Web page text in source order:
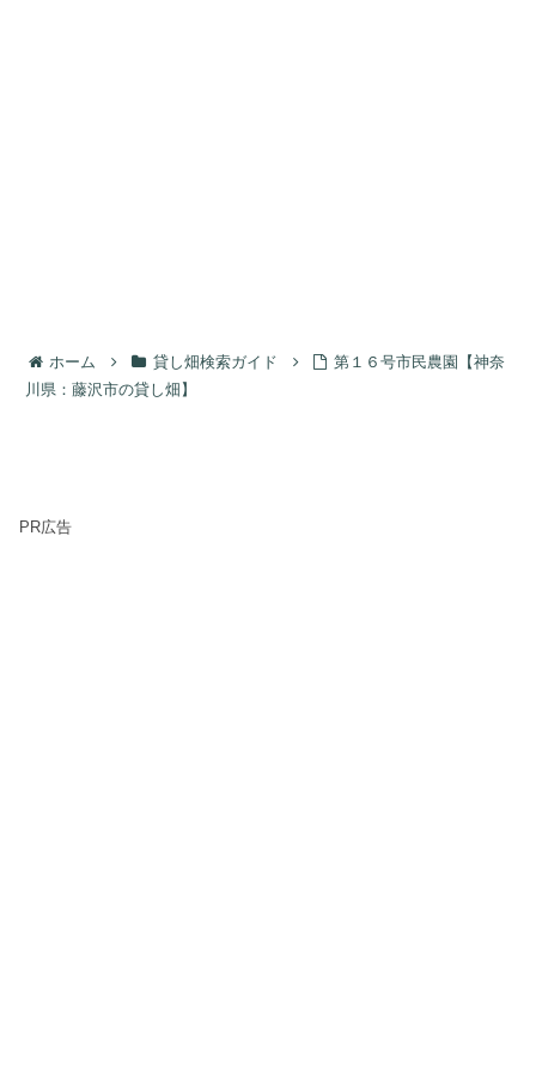
ホーム 貸し畑検索ガイド
第１６号市民農園【神奈
川県：藤沢市の貸し畑】
PR広告